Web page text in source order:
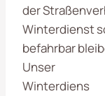
der
Winterdienst
befahrbar
Unser
Winterdiens